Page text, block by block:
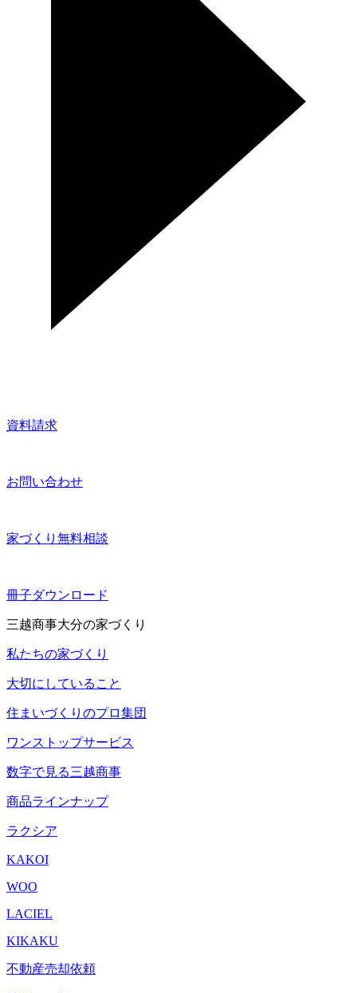
資料請求
お問い合わせ
家づくり無料相談
冊子ダウンロード
三越商事大分の家づくり
私たちの家づくり
大切にしていること
住まいづくりのプロ集団
ワンストップサービス
数字で見る三越商事
商品ラインナップ
ラクシア
KAKOI
WOO
LACIEL
KIKAKU
不動産売却依頼